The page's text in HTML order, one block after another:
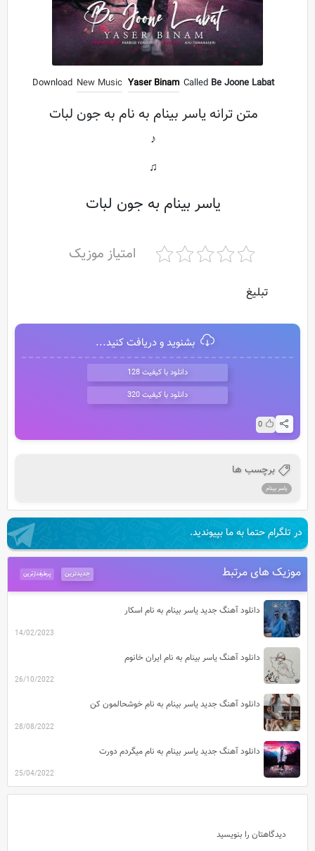
Download New Music Yaser Binam Called Be Joone Labat
متن ترانه یاسر بینام به نام به جون لبات
♪
♫
یاسر بینام به جون لبات
امتیاز موزیک
تبلیغ
بشنوید و دریافت کنید...
دانلود با کیفیت 128
دانلود با کیفیت 320
0
برچسب ها
یاسر بینام
در تلگرام حتما به ما بپیوندید.
موزیک های مرتبط پرطرفدارترین جدیدترین
دانلود آهنگ جدید یاسر بینام به نام اسکار
14/02/2023
دانلود آهنگ یاسر بینام به نام ایران خانوم
26/10/2022
دانلود آهنگ جدید یاسر بینام به نام خوشحالمون کن
28/08/2022
دانلود آهنگ جدید یاسر بینام به نام میگردم دورت
25/04/2022
دیدگاهتان را بنویسید